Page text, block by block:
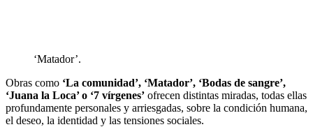
‘Matador’.
Obras como ‘La comunidad’, ‘Matador’, ‘Bodas de sangre’,
‘Juana la Loca’ o ‘7 vírgenes’ ofrecen distintas miradas, todas ellas
profundamente personales y arriesgadas, sobre la condición humana,
el deseo, la identidad y las tensiones sociales.